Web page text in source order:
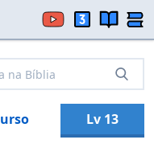
Lv 13